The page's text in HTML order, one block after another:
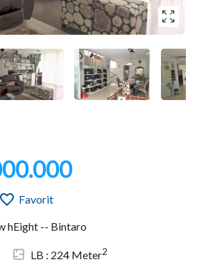
Favorit
hEight -- Bintaro
LB : 224 Meter2